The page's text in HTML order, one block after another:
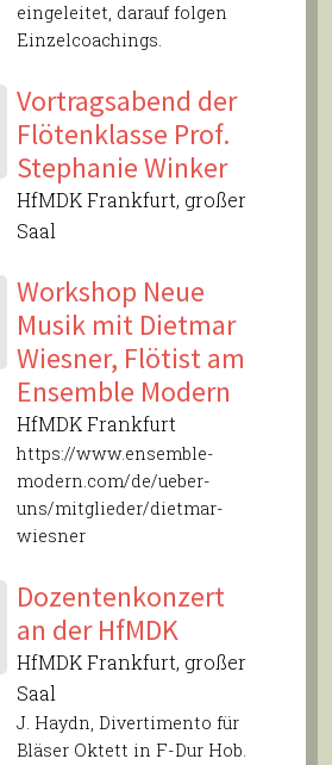
eingeleitet, darauf folgen
Einzelcoachings.
Vortragsabend der
Flötenklasse Prof.
Stephanie Winker
HfMDK Frankfurt, großer
Saal
Workshop Neue
Musik mit Dietmar
Wiesner, Flötist am
Ensemble Modern
HfMDK Frankfurt
https://www.ensemble-
modern.com/de/ueber-
uns/mitglieder/dietmar-
wiesner
Dozentenkonzert
an der HfMDK
HfMDK Frankfurt, großer
Saal
J. Haydn, Divertimento für
Bläser Oktett in F-Dur Hob.